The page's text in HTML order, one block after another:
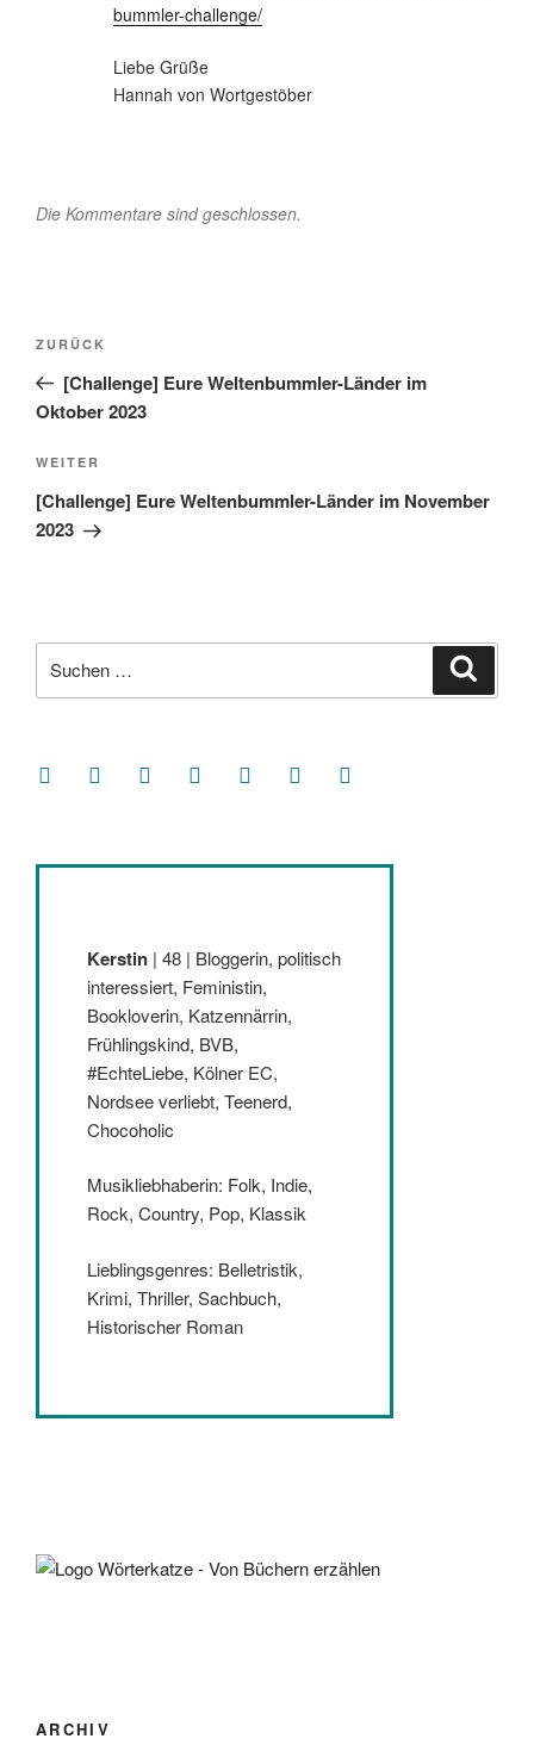
bummler-challenge/
Liebe Grüße
Hannah von Wortgestöber
Die Kommentare sind geschlossen.
Beitragsnavigation
Vorheriger
Beitrag
ZURÜCK
[Challenge] Eure Weltenbummler-Länder im
Oktober 2023
Nächster
Beitrag
WEITER
[Challenge] Eure Weltenbummler-Länder im November
2023
nach:
facebooksoundcloud
twitter mastodoninstagramthreads goodreads
Kerstin | 48 | Bloggerin, politisch
interessiert, Feministin,
Bookloverin, Katzennärrin,
Frühlingskind, BVB,
#EchteLiebe, Kölner EC,
Nordsee verliebt, Teenerd,
Chocoholic
Musikliebhaberin: Folk, Indie,
Rock, Country, Pop, Klassik
Lieblingsgenres: Belletristik,
Krimi, Thriller, Sachbuch,
Historischer Roman
ARCHIV